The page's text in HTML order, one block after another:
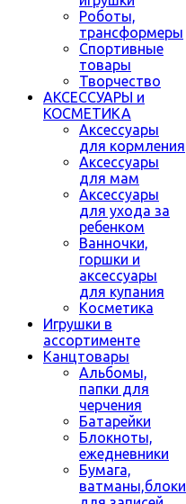
Роботы,
трансформеры
Спортивные
товары
Творчество
АКСЕССУАРЫ и
КОСМЕТИКА
Аксессуары
для кормления
Аксессуары
для мам
Аксессуары
для ухода за
ребенком
Ванночки,
горшки и
аксессуары
для купания
Косметика
Игрушки в
ассортименте
Канцтовары
Альбомы,
папки для
черчения
Батарейки
Блокноты,
ежедневники
Бумага,
ватманы,блоки